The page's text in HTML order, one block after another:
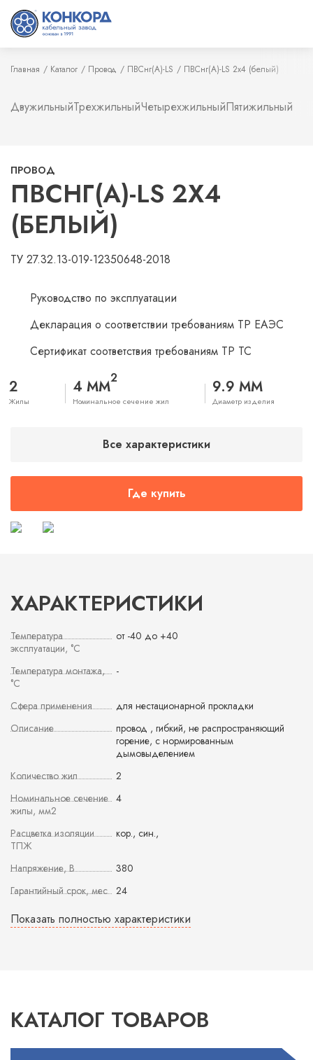
Главная Каталог Провод ПВСнг(А)-LS ПВСнг(А)-LS 2х4 (белый)
ДвужильныйТрехжильныйЧетырехжильныйПятижильный
ПРОВОД
ПВСНГ(А)-LS 2Х4
(БЕЛЫЙ)
ТУ 27.32.13-019-12350648-2018
Руководство по эксплуатации
Декларация о соответствии требованиям ТР ЕАЭС
Сертификат соответствия требованиям ТР ТС
2
Жилы
4 ММ2
Номинальное сечение жил
9.9 ММ
Диаметр изделия
Все характеристики
Где купить
ХАРАКТЕРИСТИКИ
Температура
эксплуатации, °С
от -40 до +40
Температура монтажа,
°С
-
Сфера применения
для нестационарной прокладки
Описание
провод , гибкий, не распространяющий
горение, с нормированным
дымовыделением
Количество жил
2
Номинальное сечение
жилы, мм2
4
Расцветка изоляции
ТПЖ
кор., син.,
Напряжение, В
380
Гарантийный срок, мес 24
Показать полностью характеристики
КАТАЛОГ ТОВАРОВ